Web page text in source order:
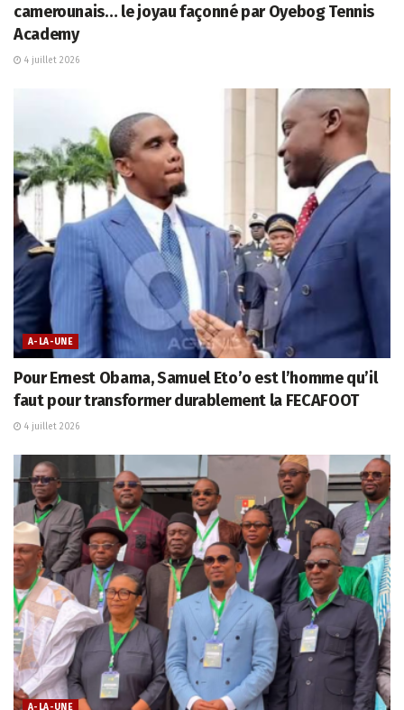
camerounais… le joyau façonné par Oyebog Tennis
Academy
4 juillet 2026
A-LA-UNE
Pour Ernest Obama, Samuel Eto’o est l’homme qu’il
faut pour transformer durablement la FECAFOOT
4 juillet 2026
A-LA-UNE